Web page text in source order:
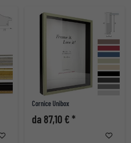
Cornice Unibox
da 87,10 € *